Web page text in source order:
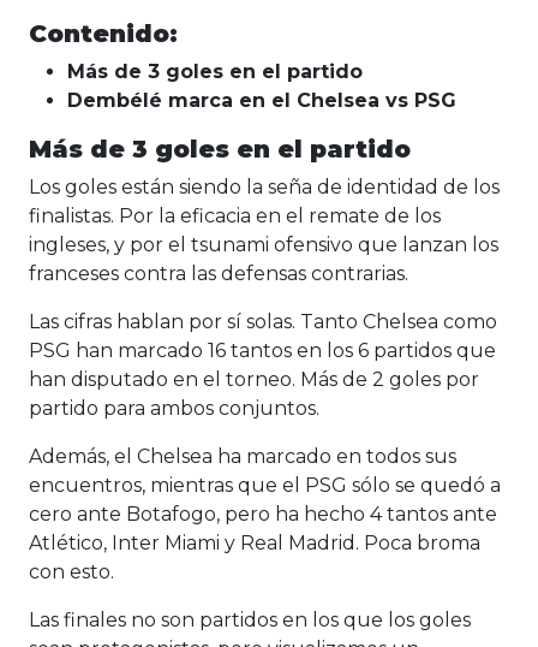
Contenido:
Más de 3 goles en el partido
Dembélé marca en el Chelsea vs PSG
Más de 3 goles en el partido
Los goles están siendo la seña de identidad de los
finalistas. Por la eficacia en el remate de los
ingleses, y por el tsunami ofensivo que lanzan los
franceses contra las defensas contrarias.
Las cifras hablan por sí solas. Tanto Chelsea como
PSG han marcado 16 tantos en los 6 partidos que
han disputado en el torneo. Más de 2 goles por
partido para ambos conjuntos.
Además, el Chelsea ha marcado en todos sus
encuentros, mientras que el PSG sólo se quedó a
cero ante Botafogo, pero ha hecho 4 tantos ante
Atlético, Inter Miami y Real Madrid. Poca broma
con esto.
Las finales no son partidos en los que los goles